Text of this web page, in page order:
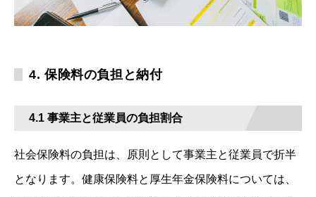
4. 保険料の負担と納付
4.1 事業主と従業員の負担割合
社会保険料の負担は、原則として事業主と従業員で折半
となります。健康保険料と厚生年金保険料については、